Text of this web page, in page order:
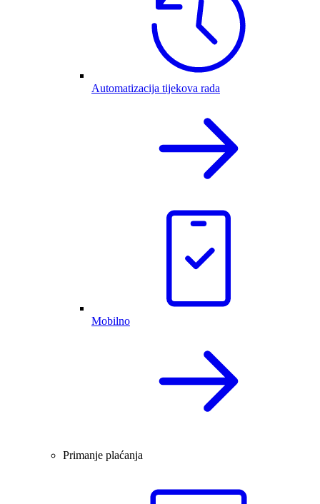
Automatizacija tijekova rada
Mobilno
Primanje plaćanja